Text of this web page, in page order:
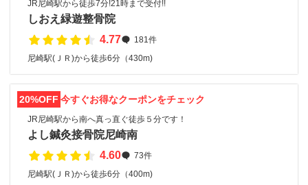
JR尼崎駅から徒歩7分!21時まで受付!!
しおえ緑遊整骨院
4.77
181件
尼崎駅(ＪＲ)から徒歩6分（430m)
20%OFF 今すぐお得なクーポンをチェック
JR尼崎駅から南へ真っ直ぐ徒歩５分です！
よし鍼灸接骨院尼崎南
4.60
73件
尼崎駅(ＪＲ)から徒歩6分（400m)